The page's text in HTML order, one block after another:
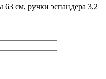
63 см, ручки эспандера 3,2